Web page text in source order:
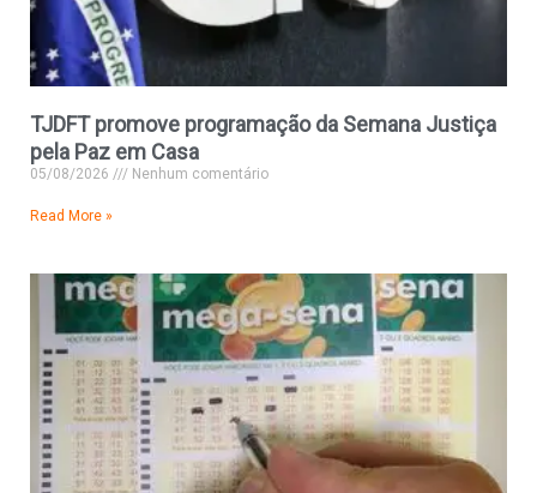
TJDFT promove programação da Semana Justiça
pela Paz em Casa
05/08/2026 Nenhum comentário
Read More »